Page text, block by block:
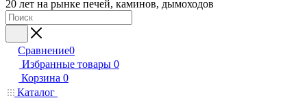
20 лет на рынке печей, каминов, дымоходов
Сравнение0
Избранные товары 0
Корзина 0
Каталог